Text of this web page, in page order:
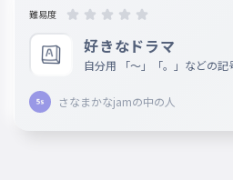
月人の科学者
033
セミ
せみ
難易度
好きなドラマ
自分用 「〜」「。」な
さなまかなjamの中の人